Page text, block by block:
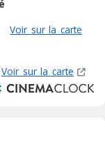
Voir sur la carte
Voir sur la carte